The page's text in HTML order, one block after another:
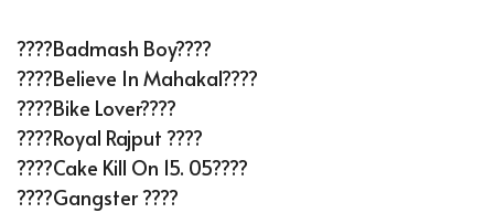
????Badmash Boy????
????Believe In Mahakal????
????Bike Lover????️
????Royal Rajput ????
????Cake Kill On 15. 05????
????Gangster ????